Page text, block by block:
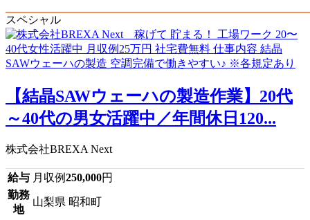
スペシャル
【結晶SAWウェーハの製造作業】20代
～40代の男女活躍中／年間休日120...
株式会社BREXA Next
給与 月収例250,000円
勤務
地
山梨県 昭和町